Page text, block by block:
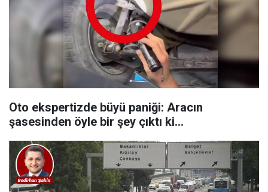
Oto ekspertizde büyü paniği: Aracın
şasesinden öyle bir şey çıktı ki…